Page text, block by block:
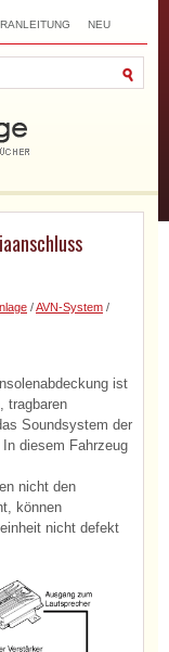
NEU
/AVN-System /
ist
tragbaren
Soundsystem der
diesem Fahrzeug
nicht den
können
nicht defekt